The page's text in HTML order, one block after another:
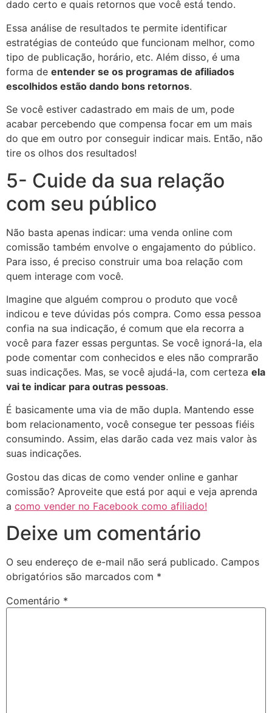
dado certo e quais retornos que você está tendo.
Essa análise de resultados te permite identificar
estratégias de conteúdo que funcionam melhor, como
tipo de publicação, horário, etc. Além disso, é uma
forma de entender se os programas de afiliados
escolhidos estão dando bons retornos.
Se você estiver cadastrado em mais de um, pode
acabar percebendo que compensa focar em um mais
do que em outro por conseguir indicar mais. Então, não
tire os olhos dos resultados!
5- Cuide da sua relação
com seu público
Não basta apenas indicar: uma venda online com
comissão também envolve o engajamento do público.
Para isso, é preciso construir uma boa relação com
quem interage com você.
Imagine que alguém comprou o produto que você
indicou e teve dúvidas pós compra. Como essa pessoa
confia na sua indicação, é comum que ela recorra a
você para fazer essas perguntas. Se você ignorá-la, ela
pode comentar com conhecidos e eles não comprarão
suas indicações. Mas, se você ajudá-la, com certeza ela
vai te indicar para outras pessoas.
É basicamente uma via de mão dupla. Mantendo esse
bom relacionamento, você consegue ter pessoas fiéis
consumindo. Assim, elas darão cada vez mais valor às
suas indicações.
Gostou das dicas de como vender online e ganhar
comissão? Aproveite que está por aqui e veja aprenda
a como vender no Facebook como afiliado!
Deixe um comentário
O seu endereço de e-mail não será publicado. Campos
obrigatórios são marcados com *
Comentário *